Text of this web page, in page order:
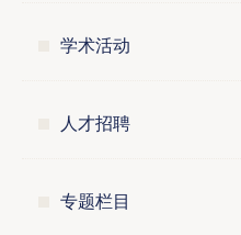
学术活动
人才招聘
专题栏目